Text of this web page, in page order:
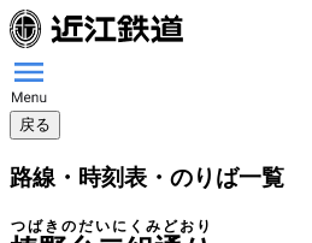
戻る
路線・時刻表・のりば一覧
つばきのだいにくみどおり